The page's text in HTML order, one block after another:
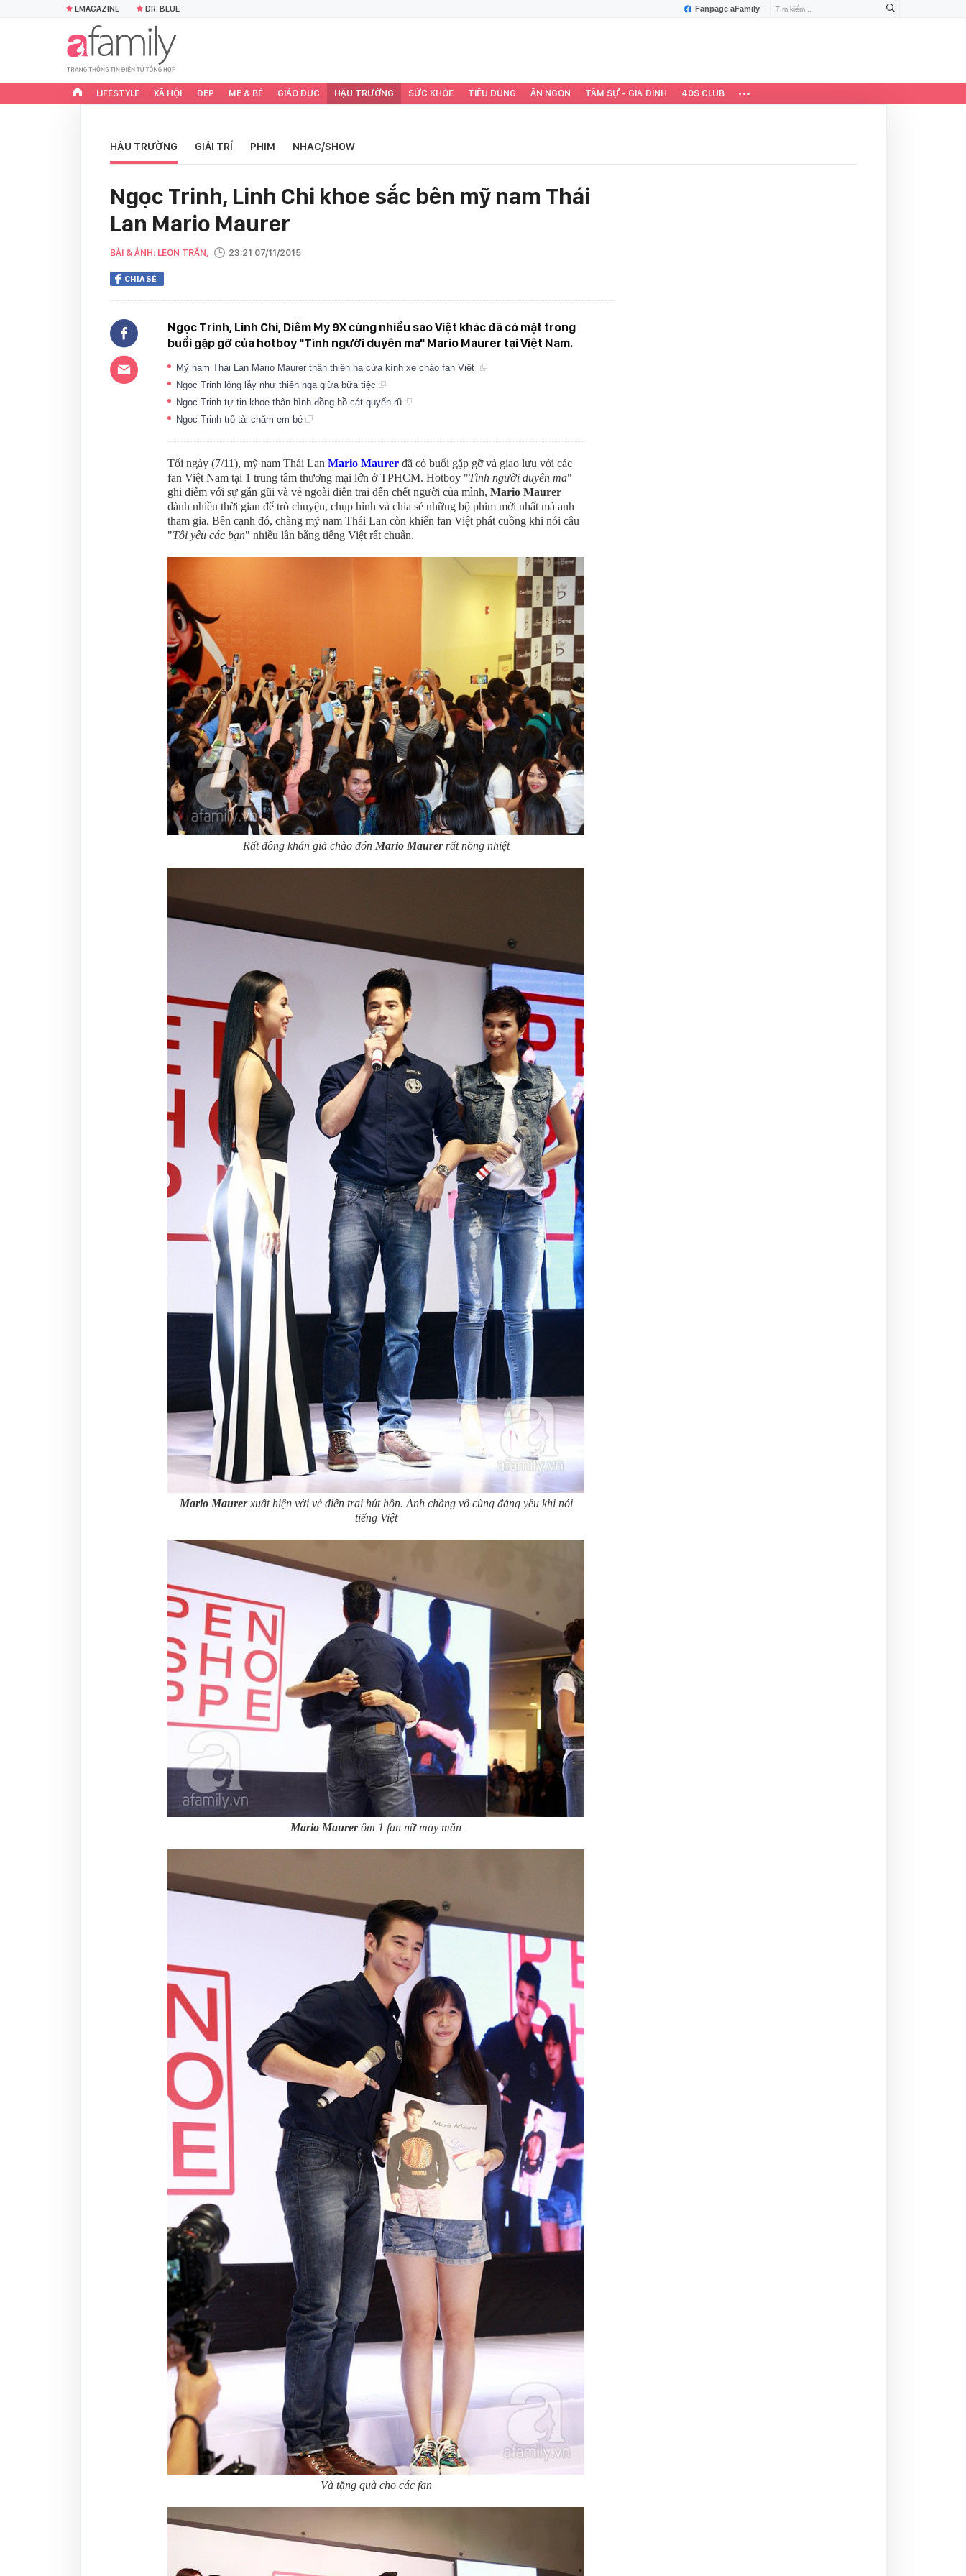
Fanpage aFamily
EMAGAZINE DR. BLUE
LIFESTYLE XÃ HỘI ĐẸP MẸ & BÉ GIÁO DỤC HẬU TRƯỜNG SỨC KHỎE TIÊU DÙNG ĂN NGON TÂM SỰ - GIA ĐÌNH 40S CLUB
HẬU TRƯỜNG GIẢI TRÍ PHIM NHẠC/SHOW
Ngọc Trinh, Linh Chi khoe sắc bên mỹ nam Thái
Lan Mario Maurer
BÀI & ẢNH: LEON TRẦN, 23:21 07/11/2015
CHIA SẺ
Ngọc Trinh, Linh Chi, Diễm My 9X cùng nhiều sao Việt khác đã có mặt trong
buổi gặp gỡ của hotboy "Tình người duyên ma" Mario Maurer tại Việt Nam.
Mỹ nam Thái Lan Mario Maurer thân thiện hạ cửa kính xe chào fan Việt
Ngọc Trinh lộng lẫy như thiên nga giữa bữa tiệc
Ngọc Trinh tự tin khoe thân hình đồng hồ cát quyến rũ
Ngọc Trinh trổ tài chăm em bé
Tối ngày (7/11), mỹ nam Thái Lan Mario Maurer đã có buổi gặp gỡ và giao lưu với các
fan Việt Nam tại 1 trung tâm thương mại lớn ở TPHCM. Hotboy "Tình người duyên ma"
ghi điểm với sự gẫn gũi và vẻ ngoài điển trai đến chết người của mình, Mario Maurer
dành nhiều thời gian để trò chuyện, chụp hình và chia sẻ những bộ phim mới nhất mà anh
tham gia. Bên cạnh đó, chàng mỹ nam Thái Lan còn khiến fan Việt phát cuồng khi nói câu
"Tôi yêu các bạn" nhiều lần bằng tiếng Việt rất chuẩn.
Rất đông khán giả chào đón Mario Maurerrất nồng nhiệt
Mario Maurerxuất hiện với vẻ điển trai hút hồn. Anh chàng vô cùng đáng yêu khi nói
tiếng Việt
Mario Maurerôm 1 fan nữ may mắn
Và tặng quà cho các fan